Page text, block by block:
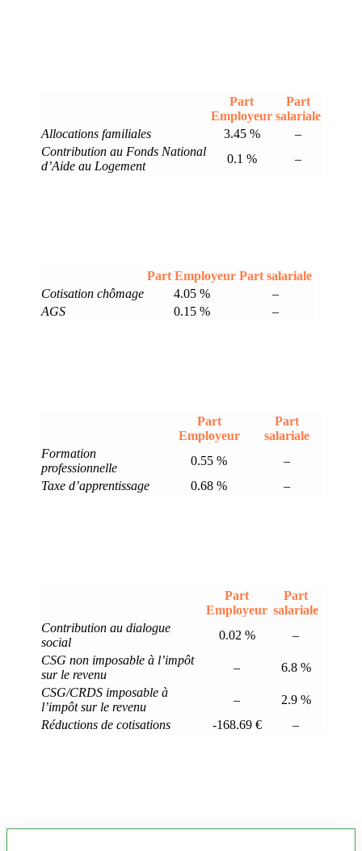
Part
Employeur
Part
salariale
Allocations familiales
3.45 %
–
Contribution au Fonds National
d’Aide au Logement
0.1 % –
Part Employeur Part salariale
Cotisation chômage
4.05 %
–
AGS
0.15 % –
Part
Employeur
Part
salariale
Formation
professionnelle
0.55 %
–
Taxe d’apprentissage
0.68 % –
Part
Employeur
Part
salariale
Contribution au dialogue
social
0.02 %
–
CSG non imposable à l’impôt
sur le revenu
–
6.8 %
CSG/CRDS imposable à
l’impôt sur le revenu
–
2.9 %
Réductions de cotisations
-168.69 € –